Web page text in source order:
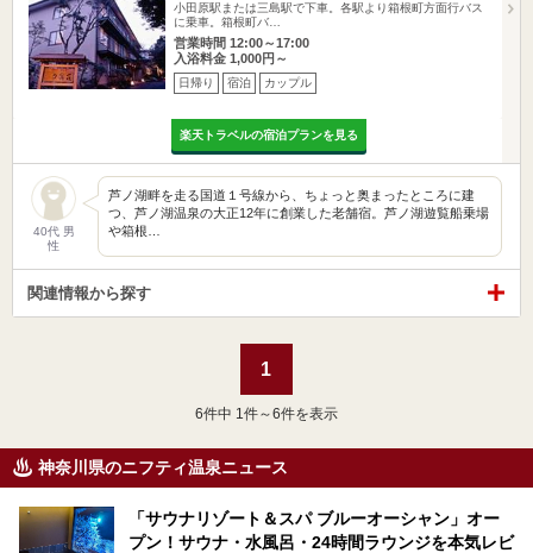
小田原駅または三島駅で下車。各駅より箱根町方面行バス
に乗車。箱根町バ…
営業時間 12:00～17:00
入浴料金 1,000円～
日帰り 宿泊 カップル
楽天トラベルの宿泊プランを見る
40代 男
性
芦ノ湖畔を走る国道１号線から、ちょっと奥まったところに建
つ、芦ノ湖温泉の大正12年に創業した老舗宿。芦ノ湖遊覧船乗場
や箱根…
関連情報から探す
1
6件中 1件～6件を表示
神奈川県のニフティ温泉ニュース
「サウナリゾート＆スパ ブルーオーシャン」オー
プン！サウナ・水風呂・24時間ラウンジを本気レビ